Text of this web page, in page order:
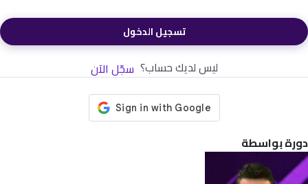
تسجيل الدخول
ليس لديك حساب؟ سجّل الآن
دورة بواسطة